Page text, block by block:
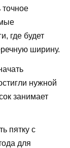
где будет
ширину.
нужной
занимает
пятку с
для